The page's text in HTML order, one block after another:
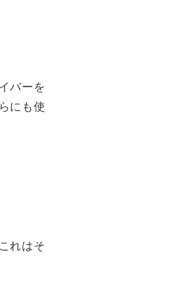
バーを
にも使
れはそ